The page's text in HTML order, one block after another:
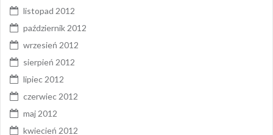
listopad 2012
październik 2012
wrzesień 2012
sierpień 2012
lipiec 2012
czerwiec 2012
maj 2012
kwiecień 2012